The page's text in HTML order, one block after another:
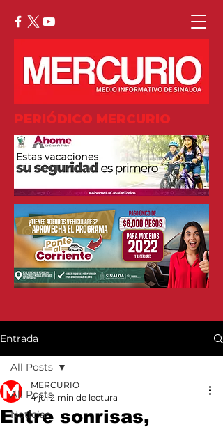
PERIÓDICO MERCURIO
Entrada
All Posts
Noticias
All Posts
Entre sonrisas,
MERCURIO
4 jul 2 min de lectura